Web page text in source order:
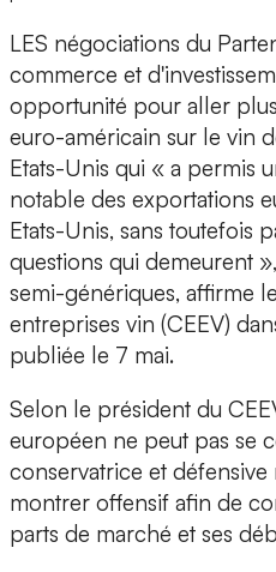
LES négociations du
commerce et
opportunité pour aller
euro-américain sur le vin
Etats-Unis qui « a permis
notable des exportations
Etats-Unis, sans toutefois
questions qui demeurent
semi-génériques, affirme
entreprises vin (CEEV)
publiée le 7 mai.
Selon le président du
européen ne peut pas se
conservatrice et
montrer offensif afin de
parts de marché et ses